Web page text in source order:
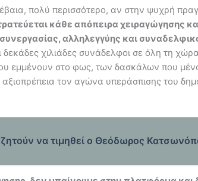
πολύ περισσότερο, αν στην ψυχρή
κάθε απόπειρα χειραγώγησης
αλληλεγγύης και
δεκάδες χιλιάδες συνάδελφοι σε όλη τη
εμμένουν στο φως, των δασκάλων που
αξιοπρέπεια τον αγώνα υπεράσπισης του
ζητούν να τιμηθεί ο Θεόδωρος